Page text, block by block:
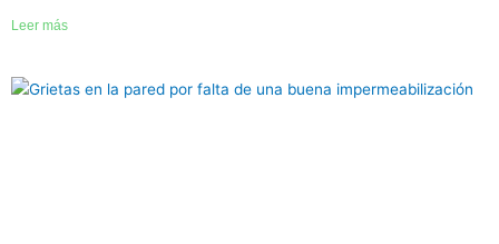
Leer más